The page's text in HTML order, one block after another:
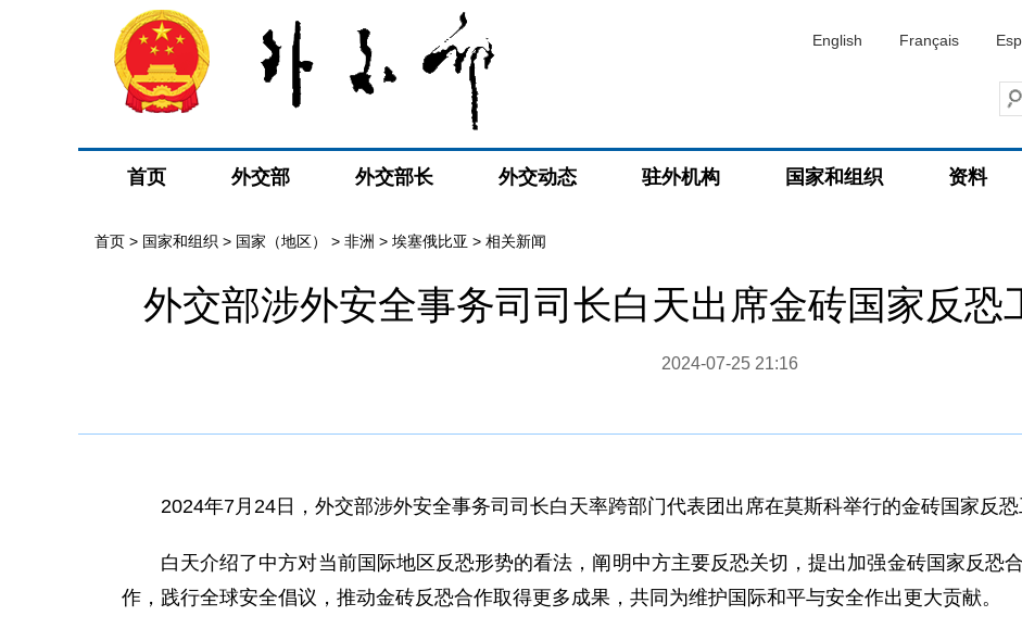
English Français
首页 外交部 外交部长 外交动态 驻外机构 国家和组织 资料
首页 > 国家和组织 > 国家（地区） > 非洲 > 埃塞俄比亚 > 相关新闻
外交部涉外安全事务司司长白天出席金砖国家反恐
2024-07-25 21:16
2024年7月24日，外交部涉外安全事务司司长白天率跨部门代表团出席在莫斯科举行的金砖国家反恐
白天介绍了中方对当前国际地区反恐形势的看法，阐明中方主要反恐关切，提出加强金砖国家反恐
作，践行全球安全倡议，推动金砖反恐合作取得更多成果，共同为维护国际和平与安全作出更大贡献。